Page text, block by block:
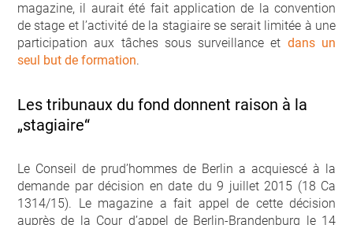
magazine, il aurait été fait application de la convention
de stage et l’activité de la stagiaire se serait limitée à une
participation aux tâches sous surveillance et dans un
seul but de formation.
Les tribunaux du fond donnent raison à la
„stagiaire“
Le Conseil de prud’hommes de Berlin a acquiescé à la
demande par décision en date du 9 juillet 2015 (18 Ca
1314/15). Le magazine a fait appel de cette décision
auprès de la Cour d’appel de Berlin-Brandenburg le 14